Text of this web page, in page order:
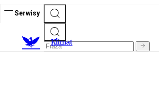
Serwisy
Klimat